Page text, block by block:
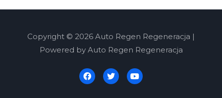
Copyright © 2026 Auto Regen Regeneracja |
Powered by Auto Regen Regeneracja